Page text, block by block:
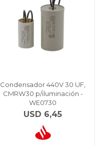
Condensador 440V 30 UF,
CMRW30 p/iluminación -
WE0730
USD 6,45